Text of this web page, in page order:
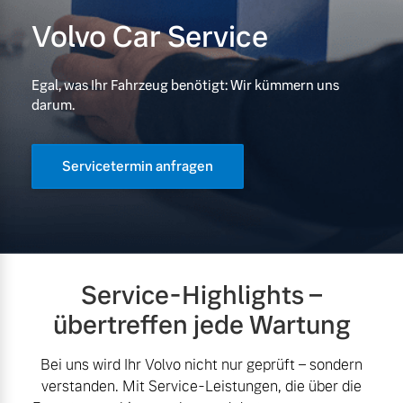
Mild-Hybrid
4 Modelle
Konnektivität
Angebot anfragen
Volvo Gebrauchtwagenbörse
Gebrauchtwagen
Volvo kauft Ihr Auto
Aktuelle Zubehörangebote
Aktuelle Serviceangebote
Kontakt und Anfahrt
Unsere News & Events
Volvo Car Service
Egal, was Ihr Fahrzeug benötigt: Wir kümmern uns
darum.
Servicetermin anfragen
Service-Highlights –
übertreffen jede Wartung
Bei uns wird Ihr Volvo nicht nur geprüft – sondern
verstanden. Mit Service-Leistungen, die über die